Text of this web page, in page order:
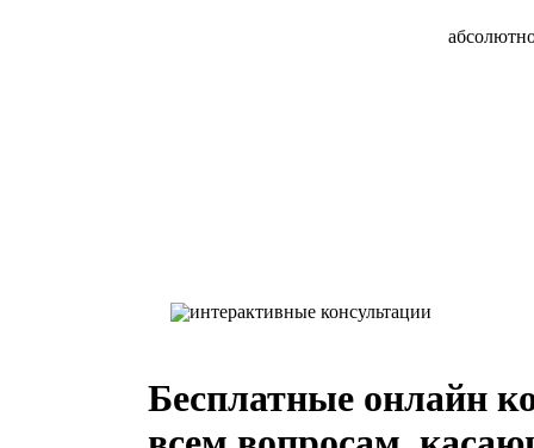
интерактивные консультации
Бесплатные онлайн